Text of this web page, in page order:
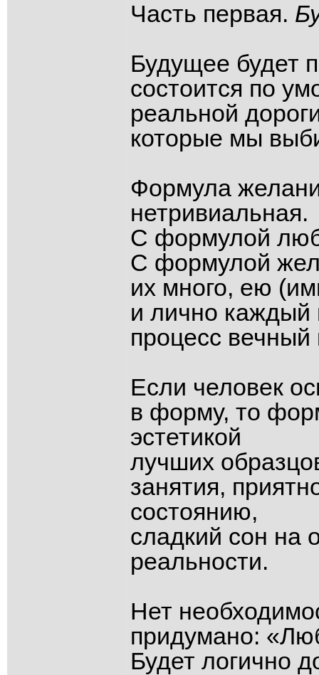
Часть первая.
Будущее будет
состоится по
реальной
которые мы
Формула
нетривиальная.
С формулой
С формулой
их много, ею
и лично каждый
процесс
Если человек
в форму, то
эстетикой
лучших
занятия,
состоянию,
сладкий сон на
реальности.
Нет
придумано:
Будет логично